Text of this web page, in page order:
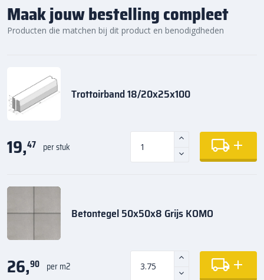
Maak jouw bestelling compleet
Producten die matchen bij dit product en benodigdheden
Trottoirband 18/20x25x100
19,47 per stuk
Betontegel 50x50x8 Grijs KOMO
26,90 per m2